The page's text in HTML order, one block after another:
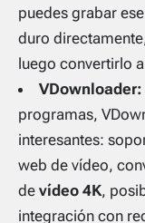
puedes grabar
duro
luego convertirlo
VDownloader:
programas,
interesantes:
web de vídeo,
de vídeo 4K,
integración con